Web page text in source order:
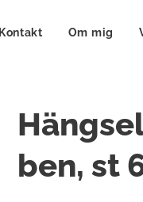
Kontakt Om mig
ben, st